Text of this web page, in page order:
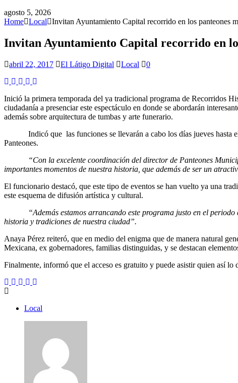
agosto 5, 2026
Home Local Invitan Ayuntamiento Capital recorrido en los panteones
Invitan Ayuntamiento Capital recorrido en
abril 22, 2017 El Látigo Digital Local 0
Inició la primera temporada del ya tradicional programa de Recorridos
ciudadanía a presenciar este espectáculo en donde se abordarán
además sobre arquitectura de tumbas y arte funerario.
Indicó que las funciones se llevarán a cabo los días jueves hasta
Panteones.
“Con la excelente coordinación del director de Panteones
importantes momentos de nuestra historia, que además de ser un
El funcionario destacó, que este tipo de eventos se han vuelto ya una
este esquema de difusión artística y cultural.
“Además estamos arrancando este programa justo en el periodo
historia y tradiciones de nuestra ciudad”.
Anaya Pérez reiteró, que en medio del enigma que de manera natural
Mexicana, ex gobernadores, familias distinguidas, y se destacan
Finalmente, informó que el acceso es gratuito y puede asistir quien así
Local